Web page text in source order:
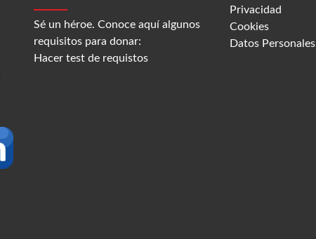
Sé un héroe. Conoce aquí algunos
requisitos para donar:
Hacer test de requistos
Privacidad
Cookies
Datos Personales